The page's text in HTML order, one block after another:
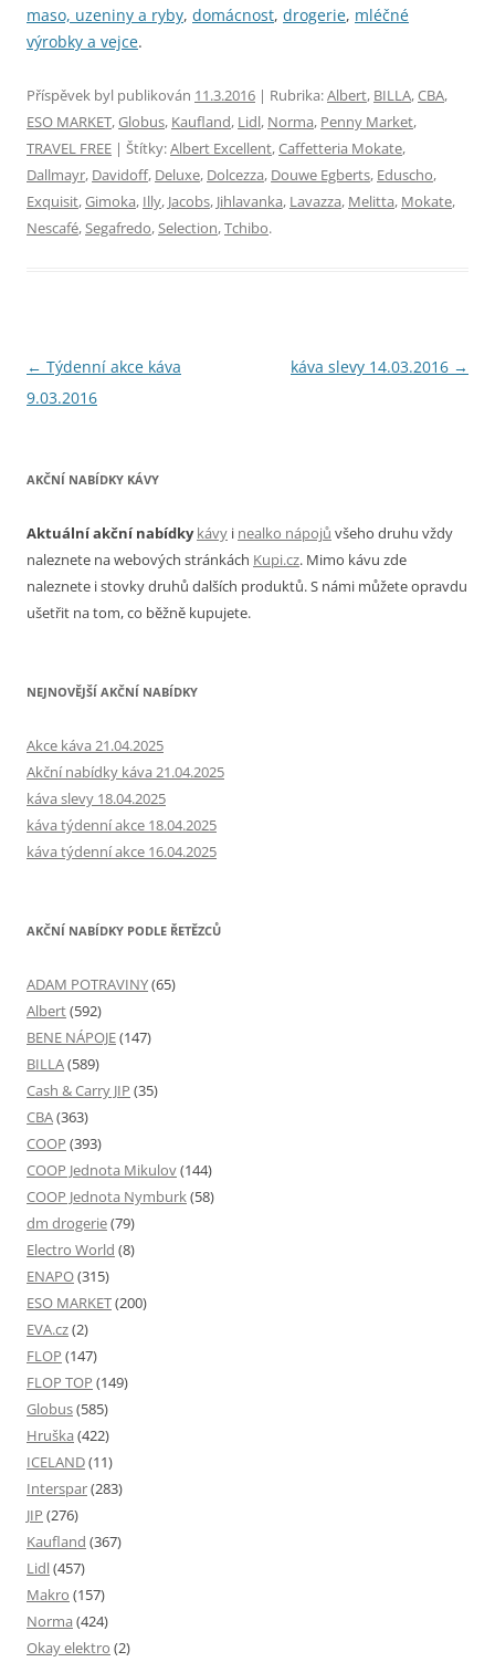
maso, uzeniny a ryby, domácnost, drogerie, mléčné
výrobky a vejce.
Příspěvek byl publikován 11.3.2016 | Rubrika:Albert, BILLA,CBA,
ESO MARKET,Globus, Kaufland, Lidl, Norma, Penny Market,
TRAVEL FREE | Štítky:Albert Excellent,Caffetteria Mokate,
Dallmayr, Davidoff, Deluxe, Dolcezza, Douwe Egberts, Eduscho,
Exquisit,Gimoka, Illy, Jacobs, Jihlavanka, Lavazza, Melitta, Mokate,
Nescafé,Segafredo,Selection,Tchibo.
Navigace
pro
← Týdenní akce káva
9.03.2016
káva slevy 14.03.2016 →
AKČNÍ NABÍDKY KÁVY
Aktuální akční nabídky kávy i nealko nápojů všeho druhu vždy
naleznete na webových stránkách Kupi.cz. Mimo kávu zde
naleznete i stovky druhů dalších produktů. S námi můžete opravdu
ušetřit na tom, co běžně kupujete.
NEJNOVĚJŠÍ AKČNÍ NABÍDKY
Akce káva 21.04.2025
Akční nabídky káva 21.04.2025
káva slevy 18.04.2025
káva týdenní akce 18.04.2025
káva týdenní akce 16.04.2025
AKČNÍ NABÍDKY PODLE ŘETĚZCŮ
ADAM POTRAVINY(65)
Albert(592)
BENE NÁPOJE(147)
BILLA(589)
Cash & Carry JIP (35)
CBA(363)
COOP (393)
COOP Jednota Mikulov(144)
COOP Jednota Nymburk(58)
dm drogerie(79)
Electro World (8)
ENAPO(315)
ESO MARKET(200)
EVA.cz(2)
FLOP (147)
FLOP TOP (149)
Globus(585)
Hruška (422)
ICELAND(11)
Interspar(283)
JIP (276)
Kaufland (367)
Lidl(457)
Makro (157)
Norma (424)
Okay elektro (2)